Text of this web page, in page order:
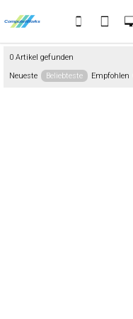
0 Artikel gefunden
Neueste Beliebteste Empfohlen